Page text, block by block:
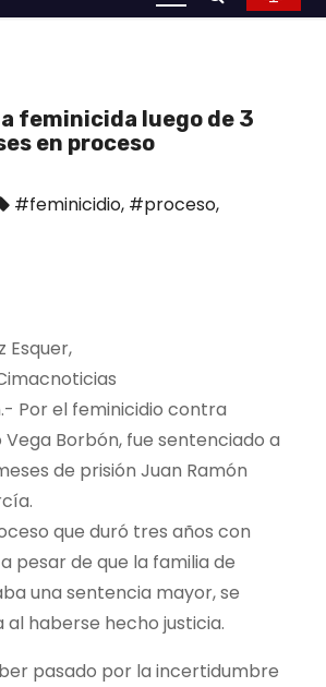
feminicida luego de 3
en proceso
#feminicidio, #proceso,
Esquer,
Por el feminicidio contra
Vega Borbón, fue sentenciado a
de prisión Juan Ramón
que duró tres años con
pesar de que la familia de
una sentencia mayor, se
haberse hecho justicia.
pasado por la incertidumbre